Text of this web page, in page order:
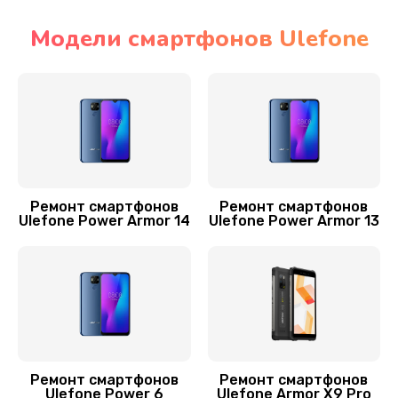
Заказать
Замена корпуса
Модели смартфонов Ulefone
Ремонт смартфонов
Ulefone Power Armor 14
Ремонт смартфонов
Ulefone Power Armor 13
Ремонт смартфонов
Ulefone Power 6
Ремонт смартфонов
Ulefone Armor X9 Pro